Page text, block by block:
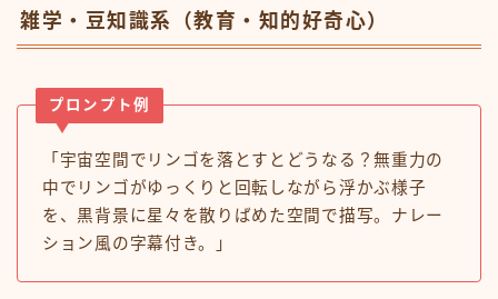
雑学・豆知識系（教育・知的好奇心）
プロンプト例
「宇宙空間でリンゴを落とすとどうなる？無重力の
中でリンゴがゆっくりと回転しながら浮かぶ様子
を、黒背景に星々を散りばめた空間で描写。ナレー
ション風の字幕付き。」